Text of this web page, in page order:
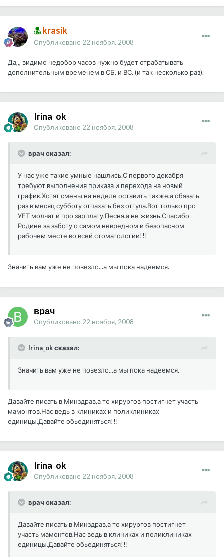
krasik
Опубликовано 22 ноября, 2008
Да,,, видимо недобор часов нужно будет отрабатывать
дополнительным временем в СБ. и ВС. (и так несколько раз).
Irina_ok
Опубликовано 22 ноября, 2008
врач сказал:
У нас уже такие умные нашлись.С первого декабря
требуют выполнения приказа и перехода на новый
график.Хотят смены на неделе оставить также,а обязать
раз в месяц субботу отпахать без отгула.Вот только про
УЕТ молчат и про зарплату.Песня,а не жизнь.Спасибо
Родине за заботу о самом невредном и безопасном
рабочем месте во всей стоматологии!!!
Значить вам уже не повезло...а мы пока надеемся.
врач
Опубликовано 22 ноября, 2008
Irina_ok сказал:
Значить вам уже не повезло...а мы пока надеемся.
Давайте писать в Минздрав,а то хирургов постигнет участь
мамонтов.Нас ведь в клиниках и поликлиниках
единицы.Давайте обьединяться!!!
Irina_ok
Опубликовано 22 ноября, 2008
врач сказал:
Давайте писать в Минздрав,а то хирургов постигнет
участь мамонтов.Нас ведь в клиниках и поликлиниках
единицы.Давайте обьединяться!!!